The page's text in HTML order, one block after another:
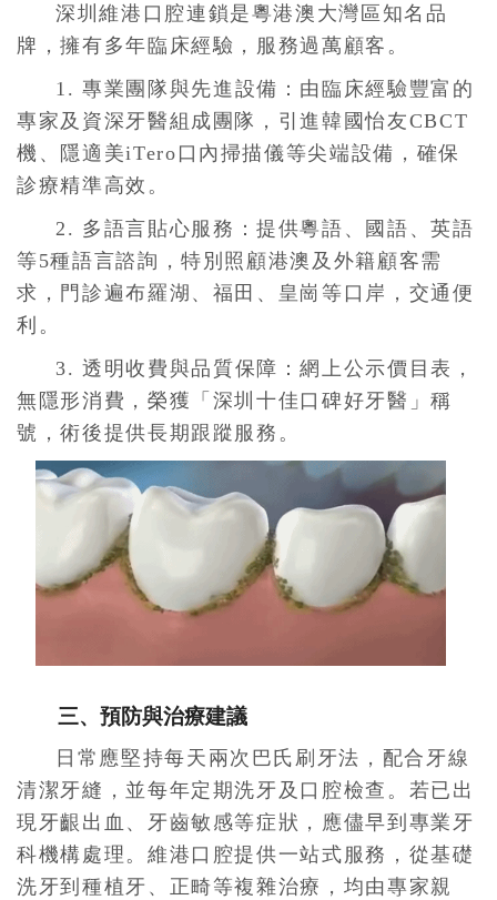
深圳維港口腔連鎖是粵港澳大灣區知名品
牌，擁有多年臨床經驗，服務過萬顧客。
1. 專業團隊與先進設備：由臨床經驗豐富的
專家及資深牙醫組成團隊，引進韓國怡友CBCT
機、隱適美iTero口內掃描儀等尖端設備，確保
診療精準高效。
2. 多語言貼心服務：提供粵語、國語、英語
等5種語言諮詢，特別照顧港澳及外籍顧客需
求，門診遍布羅湖、福田、皇崗等口岸，交通便
利。
3. 透明收費與品質保障：網上公示價目表，
無隱形消費，榮獲「深圳十佳口碑好牙醫」稱
號，術後提供長期跟蹤服務。
三、預防與治療建議
日常應堅持每天兩次巴氏刷牙法，配合牙線
清潔牙縫，並每年定期洗牙及口腔檢查。若已出
現牙齦出血、牙齒敏感等症狀，應儘早到專業牙
科機構處理。維港口腔提供一站式服務，從基礎
洗牙到種植牙、正畸等複雜治療，均由專家親